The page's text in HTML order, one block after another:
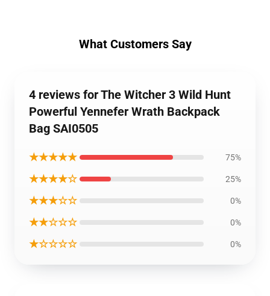
What Customers Say
4 reviews for The Witcher 3 Wild Hunt
Powerful Yennefer Wrath Backpack
Bag SAI0505
★★★★★ 75%
★★★★☆ 25%
★★★☆☆ 0%
★★☆☆☆ 0%
★☆☆☆☆ 0%